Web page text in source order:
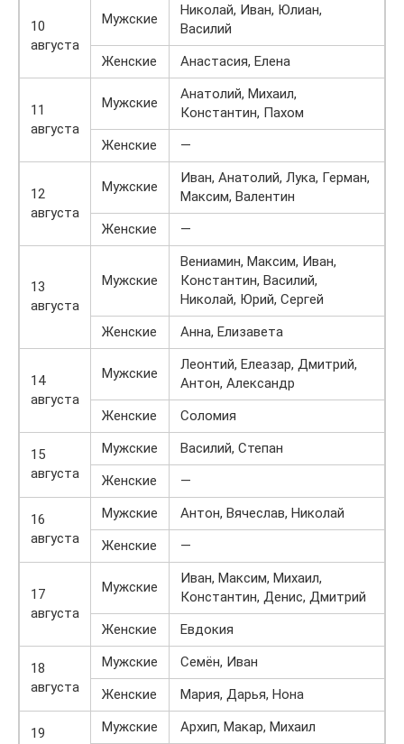
10
августа
Мужские
Николай, Иван, Юлиан,
Василий
Женские
Анастасия, Елена
11
августа
Мужские
Анатолий, Михаил,
Константин, Пахом
Женские
—
12
августа
Мужские
Иван, Анатолий, Лука, Герман,
Максим, Валентин
Женские
—
13
августа
Мужские
Вениамин, Максим, Иван,
Константин, Василий,
Николай, Юрий, Сергей
Женские
Анна, Елизавета
14
августа
Мужские
Леонтий, Елеазар, Дмитрий,
Антон, Александр
Женские
Соломия
15
августа
Мужские
Василий, Степан
Женские
—
16
августа
Мужские
Антон, Вячеслав, Николай
Женские
—
17
августа
Мужские
Иван, Максим, Михаил,
Константин, Денис, Дмитрий
Женские
Евдокия
18
августа
Мужские
Семён, Иван
Женские
Мария, Дарья, Нона
19
Мужские Архип, Макар, Михаил